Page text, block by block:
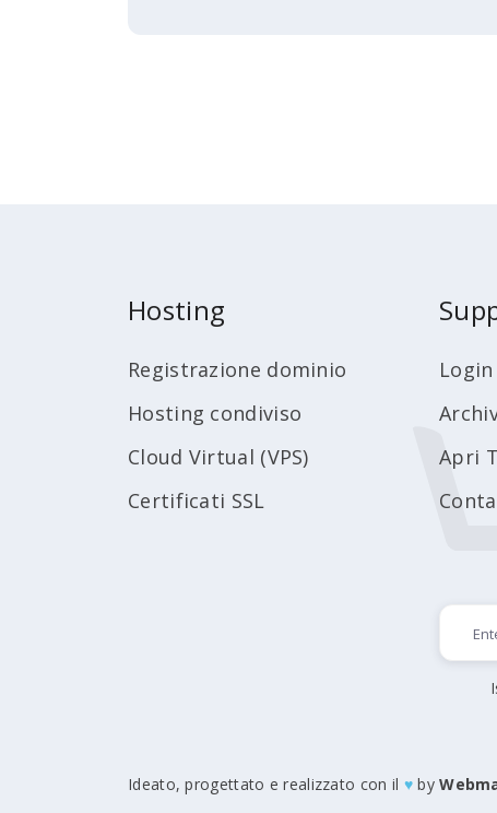
Hosting
Registrazione dominio
Hosting condiviso
Cloud Virtual (VPS)
Certificati SSL
Login
Apri
Ideato, progettato e realizzato con il ♥ by